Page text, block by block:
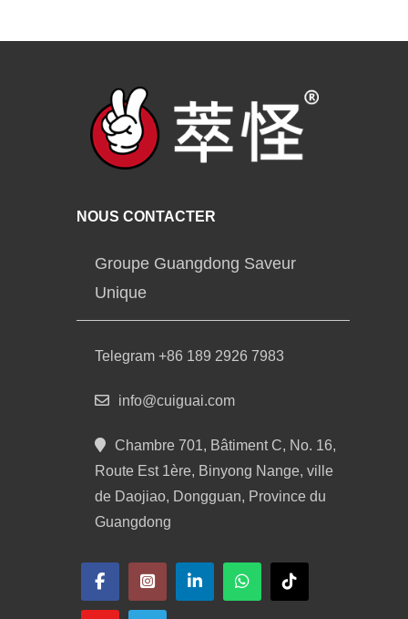
NOUS CONTACTER
Groupe Guangdong Saveur
Unique
Telegram +86 189 2926 7983
info@cuiguai.com
Chambre 701, Bâtiment C, No. 16,
Route Est 1ère, Binyong Nange, ville
de Daojiao, Dongguan, Province du
Guangdong